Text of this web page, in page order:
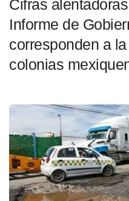
Cifras
Informe de
corresponden a
colonias